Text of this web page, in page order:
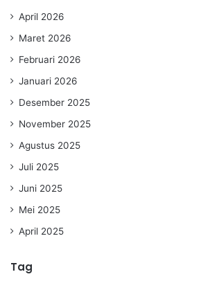
April 2026
Maret 2026
Februari 2026
Januari 2026
Desember 2025
November 2025
Agustus 2025
Juli 2025
Juni 2025
Mei 2025
April 2025
Tag